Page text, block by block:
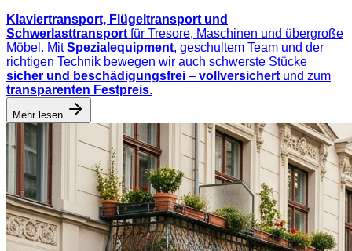
Klaviertransport, Flügeltransport und
Schwerlasttransport für Tresore, Maschinen und übergroße
Möbel. MitSpezialequipment, geschultem Team und der
richtigen Technik bewegen wir auch schwerste Stücke
sicher und beschädigungsfrei – vollversichert und zum
transparenten Festpreis.
Mehr lesen